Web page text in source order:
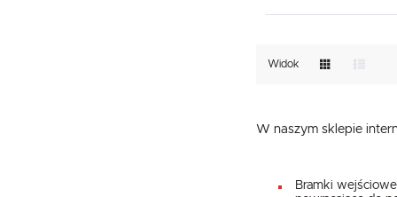
Widok
W naszym sklepie
Bramki